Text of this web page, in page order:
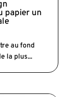
papier un
au fond
la plus...